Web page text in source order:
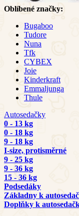
Oblíbené značky:
Bugaboo
Tudore
Nuna
Tfk
CYBEX
Joie
Kinderkraft
Emmaljunga
Thule
Autosedačky
0 - 13 kg
0 - 18 kg
9 - 18 kg
I-size, protisměrné
9 - 25 kg
9 - 36 kg
15 - 36 kg
Podsedáky
Základny k
Doplňky k